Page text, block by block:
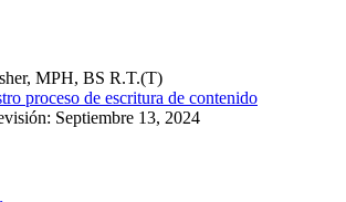
MPH, BS R.T.(T)
proceso de escritura de contenido
Septiembre 13, 2024